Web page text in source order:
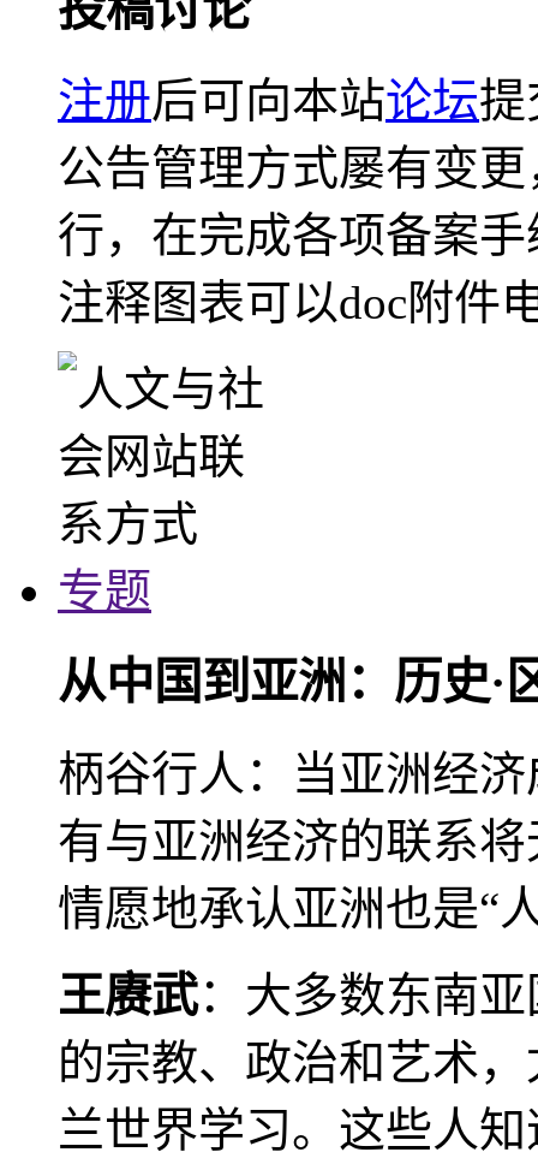
注册后可向本站论坛提
公告管理方式屡有变
行，在完成各项备案
注释图表可以doc附件
专题
从中国到亚洲：历史·
柄谷行人：当亚洲经
有与亚洲经济的联系
情愿地承认亚洲也是“
王赓武：大多数东南
的宗教、政治和艺术
兰世界学习。这些人